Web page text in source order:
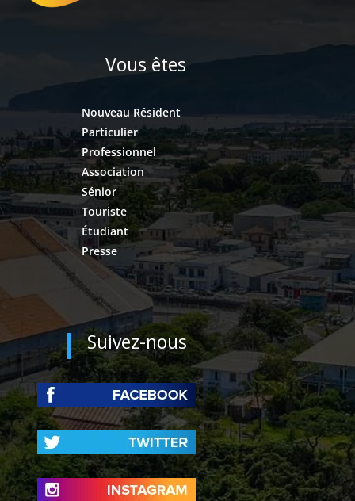
Vous êtes
Nouveau Résident
Particulier
Professionnel
Association
Sénior
Touriste
Étudiant
Presse
Suivez-nous